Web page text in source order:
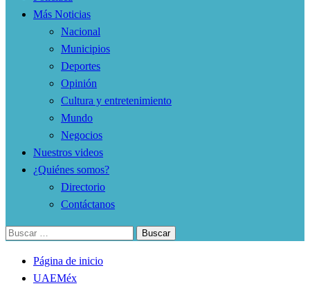
Más Noticias
Nacional
Municipios
Deportes
Opinión
Cultura y entretenimiento
Mundo
Negocios
Nuestros videos
¿Quiénes somos?
Directorio
Contáctanos
Buscar:
Página de inicio
UAEMéx